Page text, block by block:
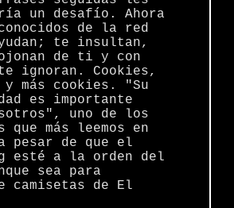
un desafío. Ahora
de la red
te insultan,
de ti y con
ignoran. Cookies,
y más cookies. "Su
es importante
uno de los
que más leemos en
pesar de que el
esté a la orden del
sea para
camisetas de El